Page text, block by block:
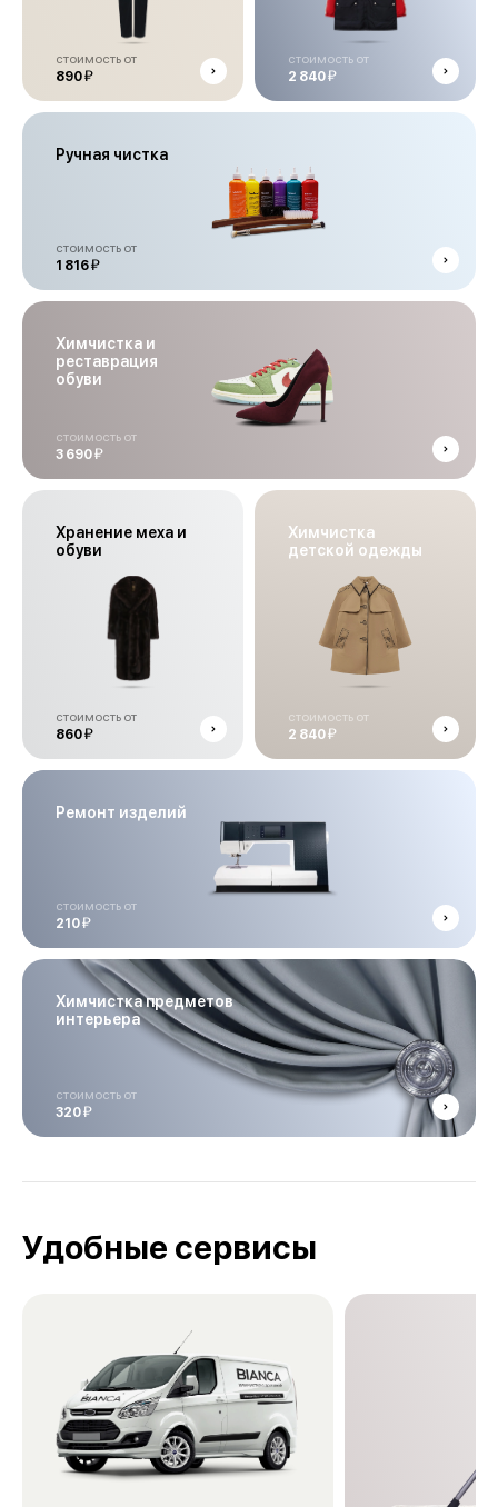
стоимость от
890й
стоимость от
2 840й
Ручная чистка
стоимость от
1 816й
Химчистка и
реставрация
обуви
стоимость от
3 690й
Хранение меха и
обуви
стоимость от
860й
Химчистка
детской одежды
стоимость от
2 840й
Ремонт изделий
стоимость от
210й
Химчистка предметов
интерьера
стоимость от
320й
Удобные сервисы